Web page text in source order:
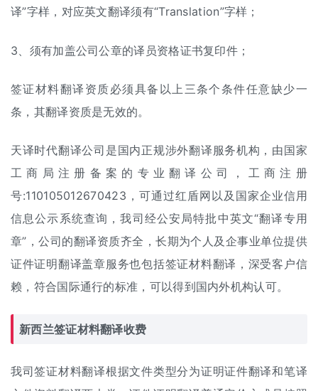
译”字样，对应英文翻译须有“Translation”字样；
3、须有加盖公司公章的译员资格证书复印件；
签证材料翻译资质必须具备以上三条个条件任意缺少一
条，其翻译资质是无效的。
天译时代翻译公司是国内正规涉外翻译服务机构，由国家
工商局注册备案的专业翻译公司，工商注册
号:110105012670423，可通过红盾网以及国家企业信用
信息公示系统查询，我司经公安局特批中英文“翻译专用
章”，公司的翻译资质齐全，长期为个人及企事业单位提供
证件证明翻译盖章服务也包括签证材料翻译，深受客户信
赖，符合国际通行的标准，可以得到国内外机构认可。
新西兰签证材料翻译收费
我司签证材料翻译根据文件类型分为证明证件翻译和笔译